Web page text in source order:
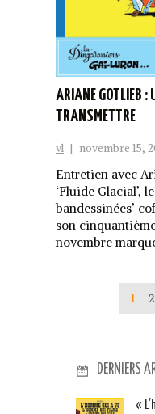
ARIANE GOTLIEB :
TRANSMETTRE
vl | novembre 15,
Entretien avec
‘Fluide Glacial’,
bandessinées’
son
novembre
1 2
DERNIERS
«